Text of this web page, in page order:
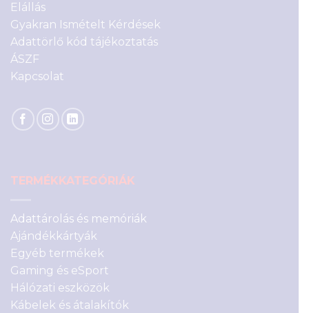
Elállás
Gyakran Ismételt Kérdések
Adattörlő kód tájékoztatás
ÁSZF
Kapcsolat
TERMÉKKATEGÓRIÁK
Adattárolás és memóriák
Ajándékkártyák
Egyéb termékek
Gaming és eSport
Hálózati eszközök
Kábelek és átalakítók